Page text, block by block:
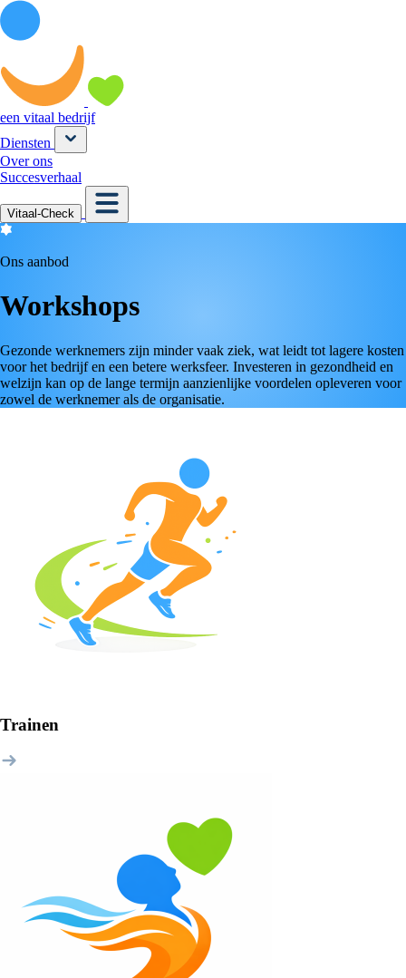
een vitaal bedrijf
Diensten
Over ons
Succesverhaal
Vitaal-Check
Ons aanbod
Workshops
Gezonde werknemers zijn minder vaak ziek, wat leidt tot lagere kosten
voor het bedrijf en een betere werksfeer. Investeren in gezondheid en
welzijn kan op de lange termijn aanzienlijke voordelen opleveren voor
zowel de werknemer als de organisatie.
Trainen